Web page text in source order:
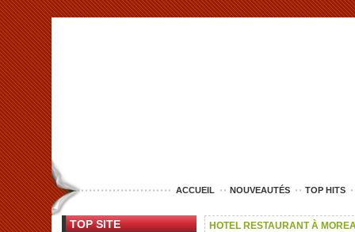
<img src="http://www.lille-entreprise.com/images/anim.jpg"
ACCUEIL NOUVEAUTÉS TOP HITS
TOP SITE HOTEL RESTAURANT À